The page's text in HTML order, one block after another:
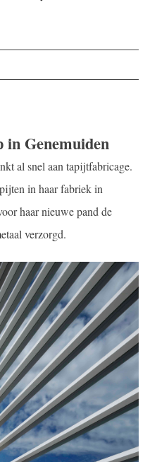
in Genemuiden
al snel aan tapijtfabricage.
in haar fabriek in
haar nieuwe pand de
verzorgd.